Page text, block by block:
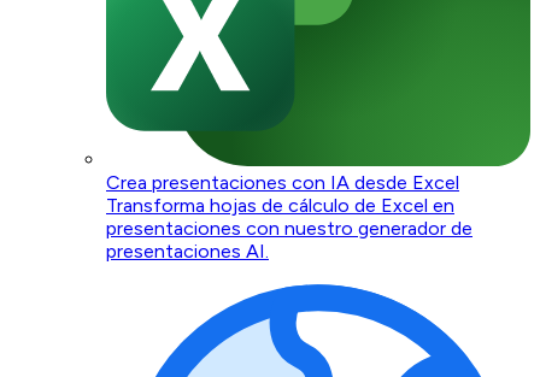
Crea presentaciones con IA desde Excel
Transforma hojas de cálculo de Excel en
presentaciones con nuestro generador de
presentaciones AI.